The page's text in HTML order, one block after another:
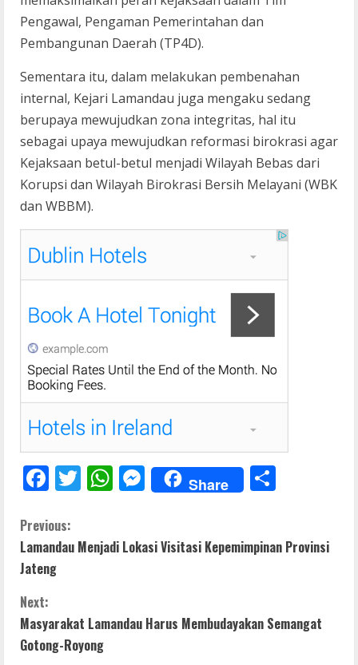
Pengawal, Pengaman Pemerintahan dan
Pembangunan Daerah (TP4D).
Sementara itu, dalam melakukan pembenahan
internal, Kejari Lamandau juga mengaku sedang
berupaya mewujudkan zona integritas, hal itu
sebagai upaya mewujudkan reformasi birokrasi agar
Kejaksaan betul-betul menjadi Wilayah Bebas dari
Korupsi dan Wilayah Birokrasi Bersih Melayani (WBK
dan WBBM).
F
e
b
o
k
T
er
W
s
p
M
e
e
er
Share
e
C
o
n
t
Previous:
Lamandau Menjadi Lokasi Visitasi Kepemimpinan Provinsi
Jateng
Next:
Masyarakat Lamandau Harus Membudayakan Semangat
Gotong-Royong